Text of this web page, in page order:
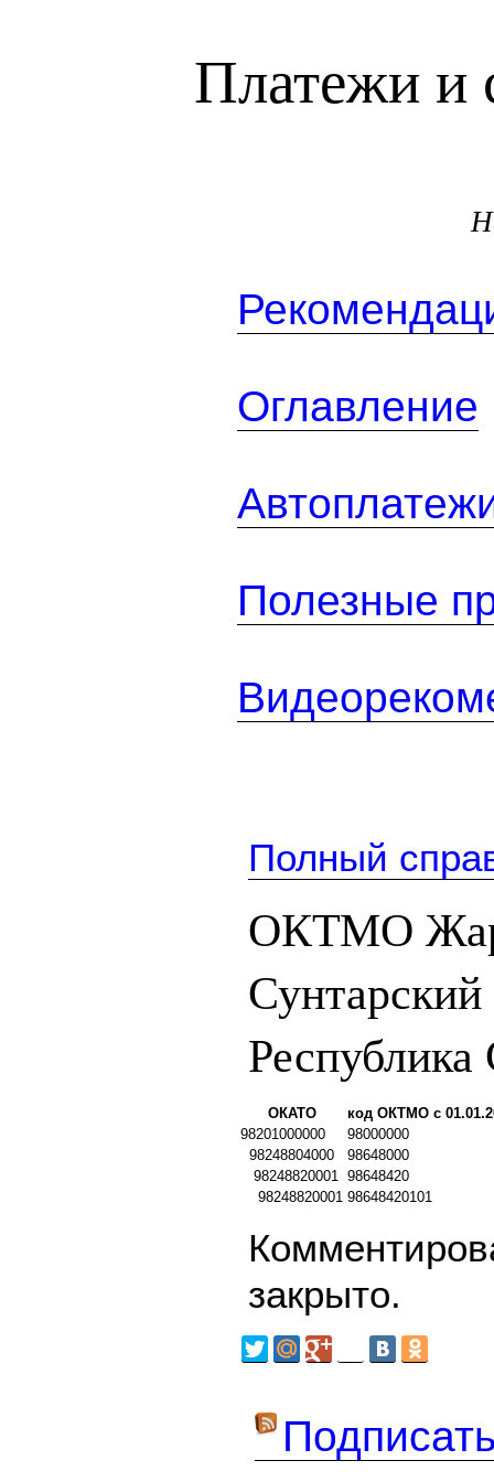
Платежи и
Оглавление
Полезные
Полный
ОКТМО
ОКАТО
код ОКТМО с
98201000000
98000000
98248804000
98648000
98248820001 98648420
98248820001 98648420101
закрыто.